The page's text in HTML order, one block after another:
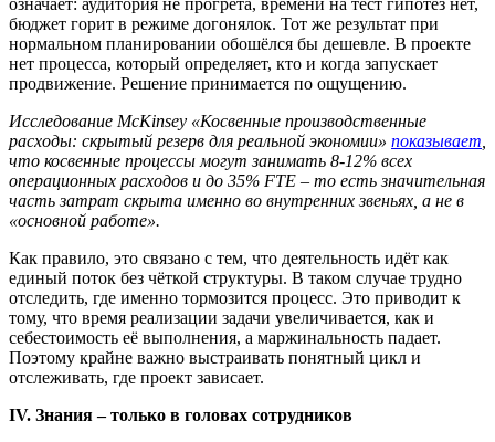
означает: аудитория не прогрета, времени на тест гипотез нет,
бюджет горит в режиме догонялок. Тот же результат при
нормальном планировании обошёлся бы дешевле. В проекте
нет процесса, который определяет, кто и когда запускает
продвижение. Решение принимается по ощущению.
Исследование McKinsey «Косвенные производственные
расходы: скрытый резерв для реальной экономии» показывает
что косвенные процессы могут занимать 8-12% всех
операционных расходов и до 35% FTE – то есть значительная
часть затрат скрыта именно во внутренних звеньях, а не в
«основной работе».
Как правило, это связано с тем, что деятельность идёт как
единый поток без чёткой структуры. В таком случае трудно
отследить, где именно тормозится процесс. Это приводит к
тому, что время реализации задачи увеличивается, как и
себестоимость её выполнения, а маржинальность падает.
Поэтому крайне важно выстраивать понятный цикл и
отслеживать, где проект зависает.
IV. Знания – только в головах сотрудников